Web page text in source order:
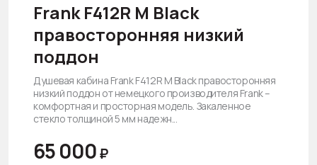
Frank F412R М Black
правосторонняя низкий
поддон
Душевая кабина Frank F412R М Black правосторонняя
низкий поддон от немецкого производителя Frank –
комфортная и просторная модель. Закаленное
стекло толщиной 5 мм надежн...
65 000₽